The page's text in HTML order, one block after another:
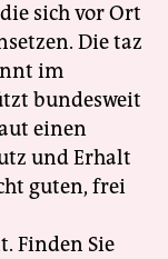
sich vor Ort
Die taz
im
bundesweit
einen
und Erhalt
guten, frei
Finden Sie